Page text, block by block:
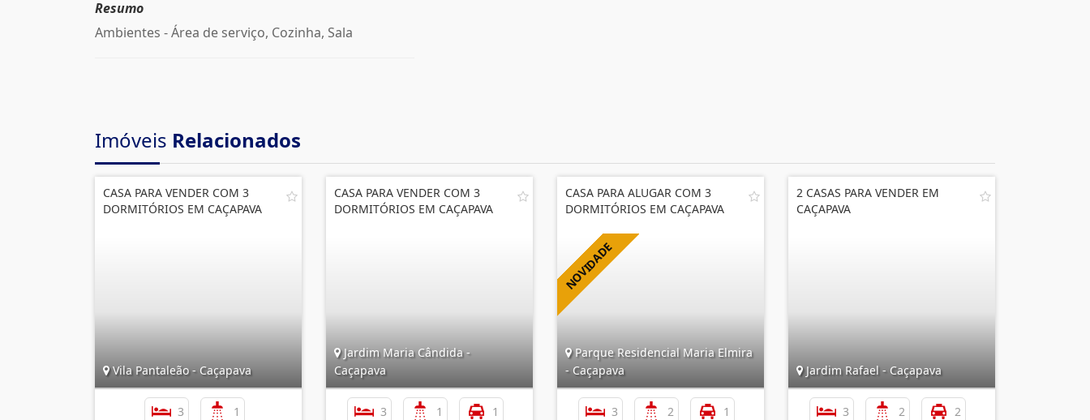
Resumo
Ambientes - Área de serviço, Cozinha, Sala
Imóveis Relacionados
CASA PARA VENDER COM 3
DORMITÓRIOS EM CAÇAPAVA
Vila Pantaleão - Caçapava
3 1
CASA PARA VENDER COM 3
DORMITÓRIOS EM CAÇAPAVA
Jardim Maria Cândida -
Caçapava
3 1 1
CASA PARA ALUGAR COM 3
DORMITÓRIOS EM CAÇAPAVA
Parque Residencial Maria Elmira
- Caçapava
3 2 1
2 CASAS PARA VENDER EM
CAÇAPAVA
Jardim Rafael - Caçapava
3 2 2